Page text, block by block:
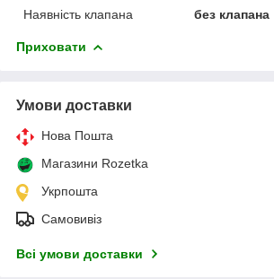
Наявність клапана
без клапана
Приховати
Умови доставки
Нова Пошта
Магазини Rozetka
Укрпошта
Самовивіз
Всі умови доставки